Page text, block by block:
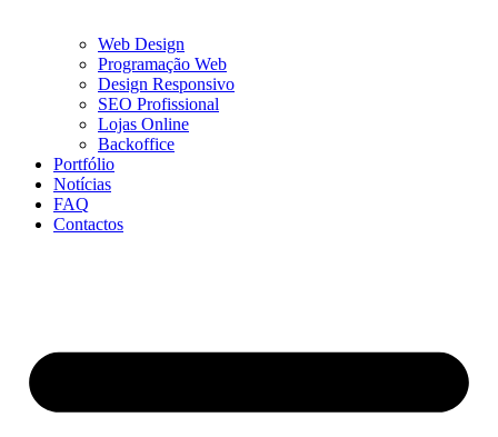
Web Design
Programação Web
Design Responsivo
SEO Profissional
Lojas Online
Backoffice
Portfólio
Notícias
FAQ
Contactos